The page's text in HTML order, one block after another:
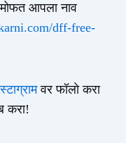
आपला नाव
dff-free-
वर फॉलो करा
करा!